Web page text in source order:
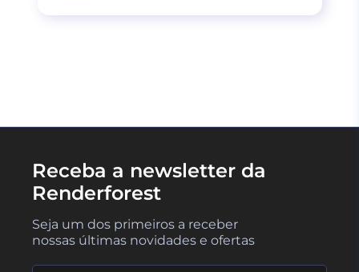
Receba a newsletter da
Renderforest
Seja um dos primeiros a receber
nossas últimas novidades e ofertas